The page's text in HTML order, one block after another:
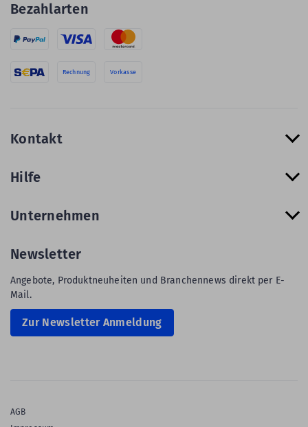
Bezahlarten
Rechnung Vorkasse
Kontakt
Hilfe
Unternehmen
Newsletter
Angebote, Produktneuheiten und Branchennews direkt per E-
Mail.
Zur Newsletter Anmeldung
AGB